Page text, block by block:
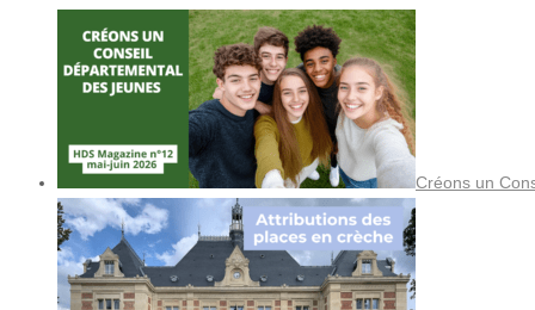
Créons un